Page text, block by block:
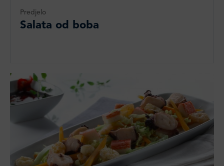
Predjelo
Salata od boba